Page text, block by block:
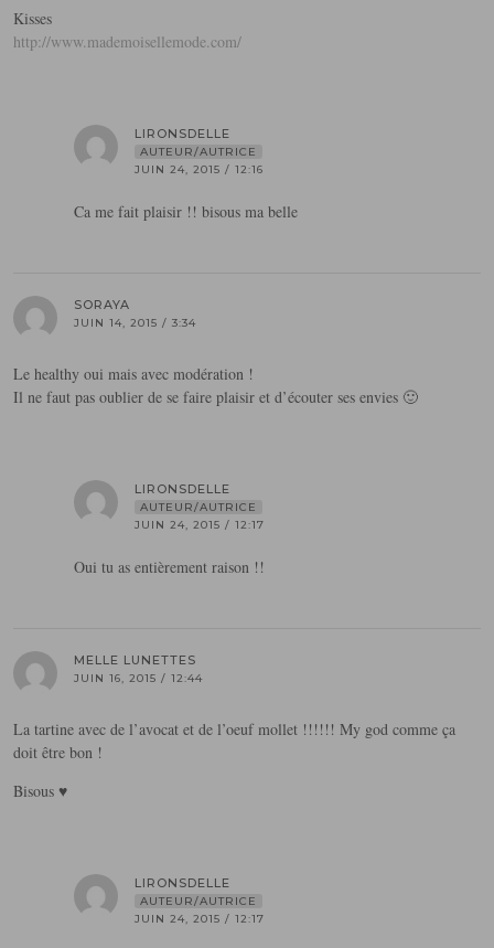
Kisses
http://www.mademoisellemode.com/
LIRONSDELLE
AUTEUR/AUTRICE
JUIN 24, 2015 / 12:16
Ca me fait plaisir !! bisous ma belle
SORAYA
JUIN 14, 2015 / 3:34
Le healthy oui mais avec modération !
Il ne faut pas oublier de se faire plaisir et d’écouter ses envies 🙂
LIRONSDELLE
AUTEUR/AUTRICE
JUIN 24, 2015 / 12:17
Oui tu as entièrement raison !!
MELLE LUNETTES
JUIN 16, 2015 / 12:44
La tartine avec de l’avocat et de l’oeuf mollet !!!!!! My god comme ça
doit être bon !
Bisous ♥
LIRONSDELLE
AUTEUR/AUTRICE
JUIN 24, 2015 / 12:17